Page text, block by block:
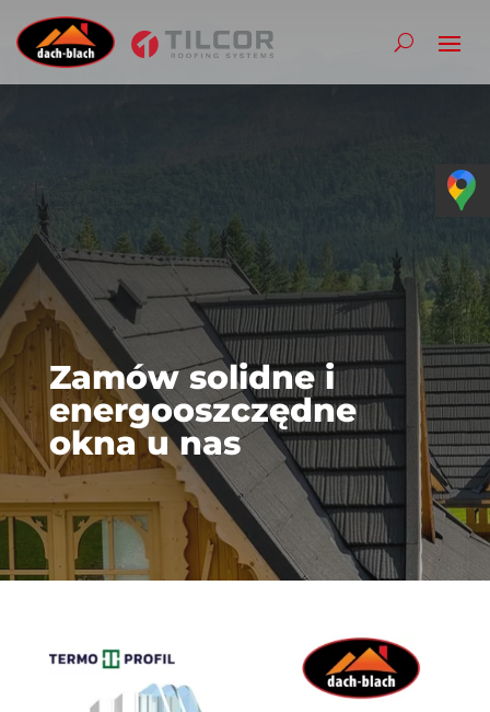
Zamów solidne i
energooszczędne
okna u nas